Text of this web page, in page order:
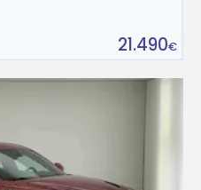
21.490€